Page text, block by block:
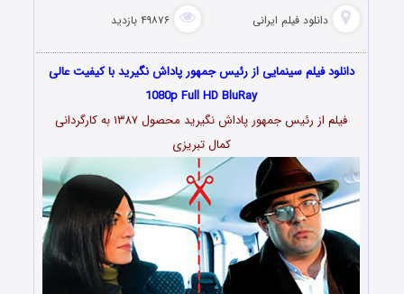
دانلود فیلم‌ ایرانی ۴۹۸۷۶ بازدید
دانلود فیلم سینمایی از رئیس جمهور پاداش نگیرید با کیفیت عالی
1080p Full HD BluRay
فیلم از رئیس جمهور پاداش نگیرید محصول ۱۳۸۷ به کارگردانی
کمال تبریزی